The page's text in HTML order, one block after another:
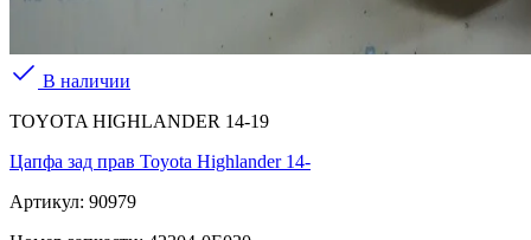
В наличии
TOYOTA HIGHLANDER 14-19
Цапфа зад прав Toyota Highlander 14-
Артикул: 90979